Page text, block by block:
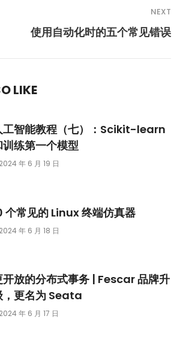
NEXT
使用自动化时的五个常见错误
LIKE
工智能教程（七）：Scikit-learn
训练第一个模型
2024 年 6 月 19 日
个常见的 Linux 终端仿真器
2024 年 6 月 18 日
开放的分布式事务 | Fescar 品牌升
，更名为 Seata
2024 年 6 月 17 日